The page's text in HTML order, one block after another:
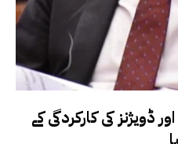
ڈویژنز کی کارکردگی کے